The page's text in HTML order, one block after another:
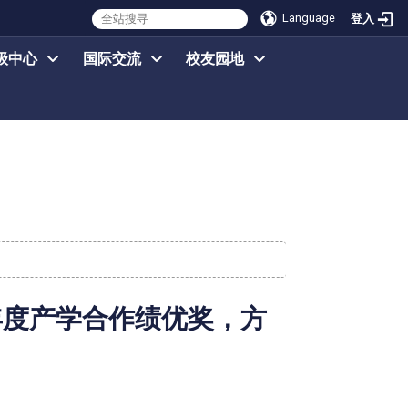
Language 登入
中心 国际交流 校友园地
产学合作绩优奖，方